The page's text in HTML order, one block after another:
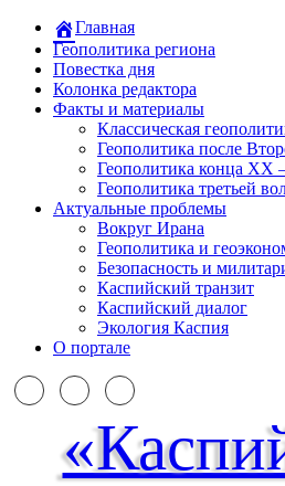
Главная
Геополитика региона
Повестка дня
Колонка редактора
Факты и материалы
Классическая
Геополитика после
Геополитика конца XX
Геополитика третьей
Актуальные проблемы
Вокруг Ирана
Геополитика и
Безопасность и
Каспийский транзит
Каспийский диалог
Экология Каспия
О портале